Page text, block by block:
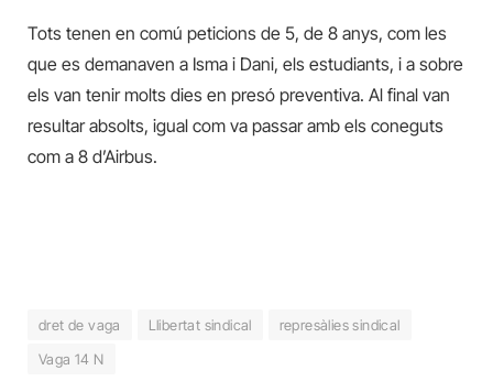
Tots tenen en comú peticions de 5, de 8 anys, com les
que es demanaven a Isma i Dani, els estudiants, i a sobre
els van tenir molts dies en presó preventiva. Al final van
resultar absolts, igual com va passar amb els coneguts
com a 8 d’Airbus.
dret de vaga Llibertat sindical
represàlies sindical
Vaga 14 N